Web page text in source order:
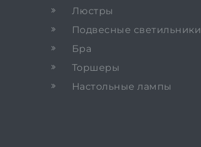
Люстры
Подвесные светильники
Бра
Торшеры
Настольные лампы